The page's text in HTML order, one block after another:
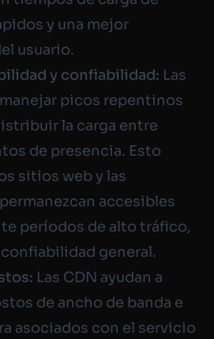
y una mejor
usuario.
y confiabilidad: Las
picos repentinos
la carga entre
de presencia. Esto
sitios web y las
accesibles
períodos de alto tráfico,
general.
Las CDN ayudan a
de ancho de banda e
asociados con el servicio